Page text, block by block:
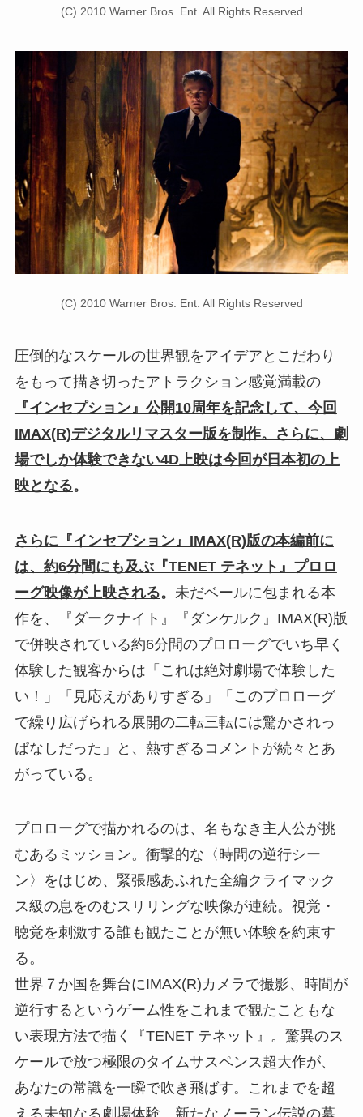
(C) 2010 Warner Bros. Ent. All Rights Reserved
(C) 2010 Warner Bros. Ent. All Rights Reserved
圧倒的なスケールの世界観をアイデアとこだわり
をもって描き切ったアトラクション感覚満載の
『インセプション』公開10周年を記念して、今回
IMAX(R)デジタルリマスター版を制作。さらに、劇
場でしか体験できない4D上映は今回が日本初の上
映となる。
さらに『インセプション』IMAX(R)版の本編前に
は、約6分間にも及ぶ『TENET テネット』プロロ
ーグ映像が上映される。 未だベールに包まれる本
作を、『ダークナイト』『ダンケルク』IMAX(R)版
で併映されている約6分間のプロローグでいち早く
体験した観客からは「これは絶対劇場で体験した
い！」「見応えがありすぎる」「このプロローグ
で繰り広げられる展開の二転三転には驚かされっ
ぱなしだった」と、熱すぎるコメントが続々とあ
がっている。
プロローグで描かれるのは、名もなき主人公が挑
むあるミッション。衝撃的な〈時間の逆行シー
ン〉をはじめ、緊張感あふれた全編クライマック
ス級の息をのむスリリングな映像が連続。視覚・
聴覚を刺激する誰も観たことが無い体験を約束す
る。
世界７か国を舞台にIMAX(R)カメラで撮影、時間が
逆行するというゲーム性をこれまで観たこともな
い表現方法で描く『TENET テネット』。驚異のス
ケールで放つ極限のタイムサスペンス超大作が、
あなたの常識を一瞬で吹き飛ばす。これまでを超